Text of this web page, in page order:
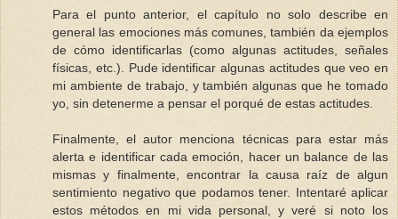
Para el punto anterior, el capítulo no solo describe en
general las emociones más comunes, también da ejemplos
de cómo identificarlas (como algunas actitudes, señales
físicas, etc.). Pude identificar algunas actitudes que veo en
mi ambiente de trabajo, y también algunas que he tomado
yo, sin detenerme a pensar el porqué de estas actitudes.
Finalmente, el autor menciona técnicas para estar más
alerta e identificar cada emoción, hacer un balance de las
mismas y finalmente, encontrar la causa raíz de algun
sentimiento negativo que podamos tener. Intentaré aplicar
estos métodos en mi vida personal, y veré si noto los